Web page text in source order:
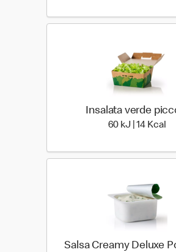
Insalata verde
60 kJ | 14 Kcal
Salsa Creamy Deluxe